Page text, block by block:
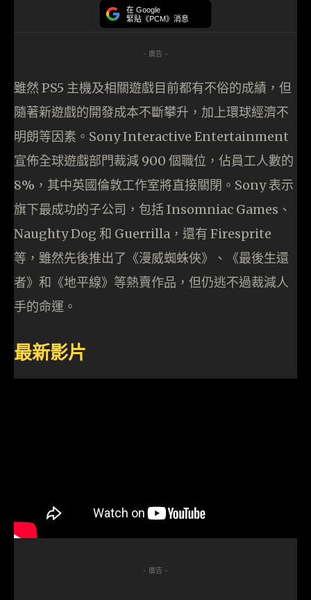
在 Google
緊貼《PCM》消息
- 廣告 -
雖然 PS5 主機及相關遊戲目前都有不俗的成績，但
隨著新遊戲的開發成本不斷攀升，加上環球經濟不
明朗等因素。Sony Interactive Entertainment
宣佈全球遊戲部門裁減 900 個職位，佔員工人數的
8%，其中英國倫敦工作室將直接關閉。Sony 表示
旗下最成功的子公司，包括 Insomniac Games、
Naughty Dog 和 Guerrilla，還有 Firesprite
等，雖然先後推出了《漫威蜘蛛俠》、《最後生還
者》和《地平線》等熱賣作品，但仍逃不過裁減人
手的命運。
最新影片
- 廣告 -